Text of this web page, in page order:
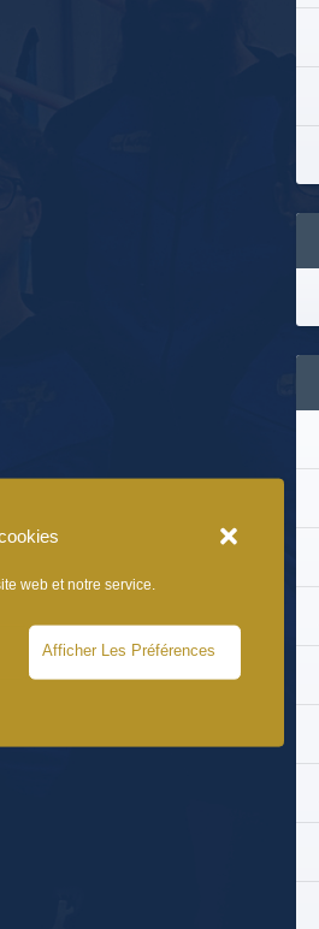
web et notre service.
Afficher Les Préférences